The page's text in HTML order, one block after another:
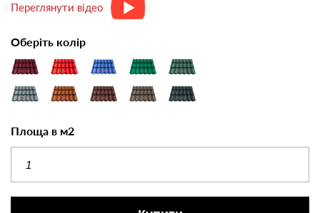
Переглянути відео
Оберіть колір
Площа в м2